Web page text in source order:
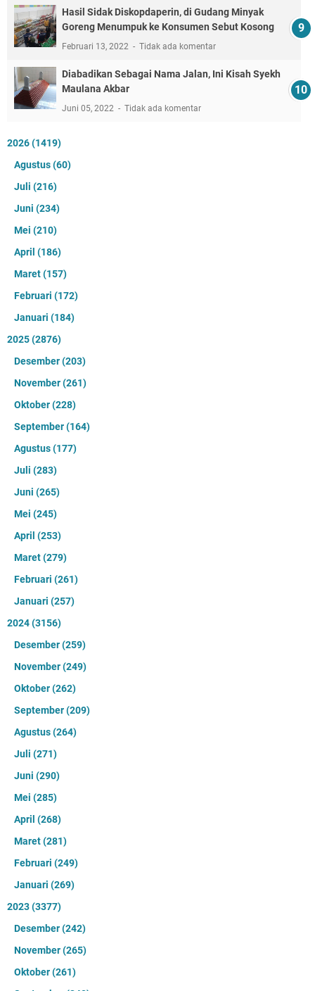
Hasil Sidak Diskopdaperin, di Gudang Minyak
Goreng Menumpuk ke Konsumen Sebut Kosong
Februari 13, 2022 Tidak ada komentar
Diabadikan Sebagai Nama Jalan, Ini Kisah Syekh
Maulana Akbar
Juni 05, 2022 Tidak ada komentar
2026(1419)
Agustus(60)
Juli (216)
Juni (234)
Mei (210)
April (186)
Maret(157)
Februari (172)
Januari (184)
2025(2876)
Desember(203)
November(261)
Oktober(228)
September(164)
Agustus(177)
Juli (283)
Juni (265)
Mei (245)
April (253)
Maret(279)
Februari (261)
Januari (257)
2024(3156)
Desember(259)
November(249)
Oktober(262)
September(209)
Agustus(264)
Juli (271)
Juni (290)
Mei (285)
April (268)
Maret(281)
Februari (249)
Januari (269)
2023(3377)
Desember(242)
November(265)
Oktober(261)